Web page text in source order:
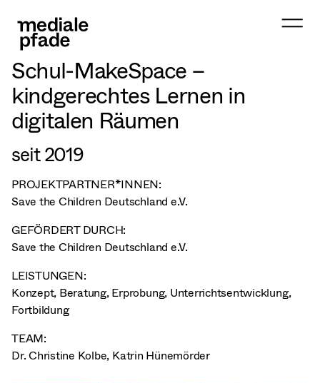
Schul-MakeSpace –
kindgerechtes Lernen in
digitalen Räumen
seit 2019
PROJEKTPARTNER*INNEN:
Save the Children Deutschland e.V.
GEFÖRDERT DURCH:
Save the Children Deutschland e.V.
LEISTUNGEN:
Konzept, Beratung, Erprobung, Unterrichtsentwicklung,
Fortbildung
TEAM:
Dr. Christine Kolbe, Katrin Hünemörder